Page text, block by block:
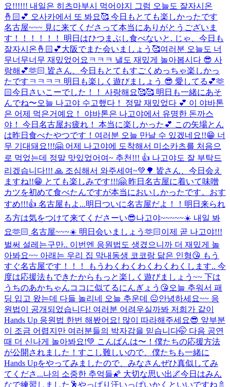
요!!!!!! 내일은 히츠마부시 먹어야지 그럼 오늘도 잘자시온
🤞🏻💕 오사카에서 또 봐요🥰 今日もとても楽しかったです
名古屋~~~ 見に来てくださって本当にありがとうございま
す！！！！！！ 明日はひつまぶし食べないと. じゃ、今日も
잘자시온🤞🏻💕大阪でまた会いましょう🥰여러분 오늘도 너
무너무너무 재밌었어요ㅋㅋㅋ 낼도 재밌게 놀아봅시다 😎 사
랑해💕🫶🏻 皆さん、今日もとてもすごくめっちゃ楽しかっ
たですㅋㅋㅋㅋ 明日も楽しく遊びましょう 😎 愛してる💕🫶
🏻今日さいこーでした！！ 사랑해요🥰🥰 明日も一緒にあそ
んでね〜오늘 나고야 수고했다！ 정말 재밌었다 💕 이 야바톤
은 어제 먹은거예요！ 야바톤은 나고야에서 유명한 돈까스
야！ 今日名古屋お疲れ！ 本当に楽しかった💕 この矢場とん
は昨日食べたやつです！ 여러분 오늘 만날 수 있겠네요!!😁 너
무 기대돼요!!!🤗 어제 나고야에 도착해서 미소카츠를 처음으
로 먹었는데 정말 맛있었어여~ 추천!!! 👍 나고야도 잘 부탁드
리겠습니다!!! 🙏 조심해서 와주세여~💚🌳 皆さん、今日会え
ますね!!😁 とても楽しみです!!!🤗 昨日名古屋に着いて味噌
カツを初めて食べたんですが本当においしかったです。おす
すめ!!!👍 名古屋もよ...明日ついに名古屋だよ！！明日来られ
る方は気をつけて来てくださーい😎나고야~~~~~☀️ 내일 봐
요🫶🏻 名古屋~~~☀️ 明日会いましょう🫶🏻이제 곧 나고야!!!
벌써 설레는구만.. 이번엔 응원법도 생겼으니까 더 재밌게 놀
아봐요~~ 아래는 우리 집 막내동생 코코랑 닮은 인형😘 もう
すぐ名古屋です！！！ もうわくわくわくわくわくします.. 今
度は応援法もできたからもっと楽しく遊びましょう~~ 下は
うちのあかちゃんココに似てるにんぎょう😘오늘 추워서 패
딩 입고 왔는데 다들 놀리네 오늘 추운데 😐안녕하세요~~ 응
원법이 공개되었습니다! 여러분 어려우실까봐 저희가 같이
Hands Up 응원법 한번 해봤어요! 많이 따라해주세요😎 앞부분
이 조금 어렵지만 여러분들의 박자감을 믿습니다🤭 다음 공연
때 더 신나게 놀아봐요!💚 こんばんは〜！僕たちの応援方法
が公開されました！すこし難しいので、僕たちも一緒に
Hands Upをやってみましたので、みなさんぜひ真似してみ
てくださ...나의 소중한 추억들🌠 大切な思い出🌌今日はみん
なで練習しました🕺やっぱり汗いっぱいかくといいですね🚿